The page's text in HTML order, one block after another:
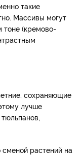
такие
Массивы могут
тоне (кремово-
сохраняющие
лучше
растений на